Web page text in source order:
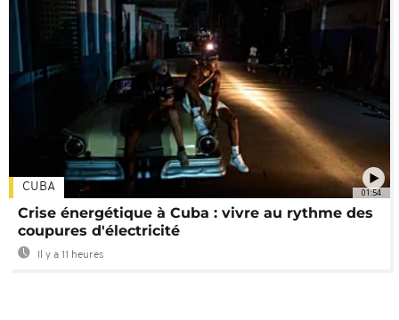
01:54
CUBA
Crise énergétique à Cuba : vivre au rythme des
coupures d'électricité
Il y a 11 heures